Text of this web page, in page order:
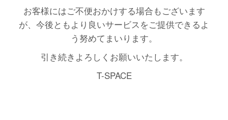
お客様にはご不便おかけする場合もございます
が、今後ともより良いサービスをご提供できるよ
う努めてまいります。
引き続きよろしくお願いいたします。
T-SPACE